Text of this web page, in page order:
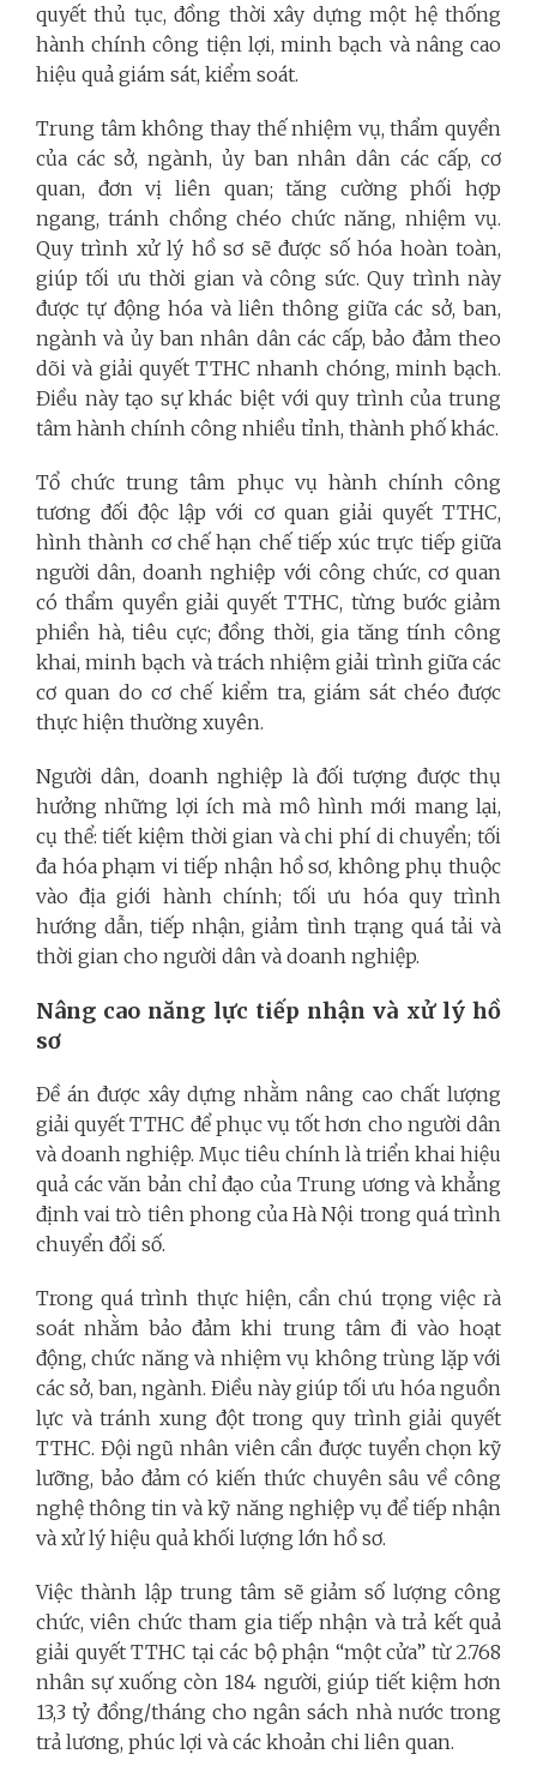
quyết thủ tục, đồng thời xây dựng một hệ thống
hành chính công tiện lợi, minh bạch và nâng cao
hiệu quả giám sát, kiểm soát.
Trung tâm không thay thế nhiệm vụ, thẩm quyền
của các sở, ngành, ủy ban nhân dân các cấp, cơ
quan, đơn vị liên quan; tăng cường phối hợp
ngang, tránh chồng chéo chức năng, nhiệm vụ.
Quy trình xử lý hồ sơ sẽ được số hóa hoàn toàn,
giúp tối ưu thời gian và công sức. Quy trình này
được tự động hóa và liên thông giữa các sở, ban,
ngành và ủy ban nhân dân các cấp, bảo đảm theo
dõi và giải quyết TTHC nhanh chóng, minh bạch.
Điều này tạo sự khác biệt với quy trình của trung
tâm hành chính công nhiều tỉnh, thành phố khác.
Tổ chức trung tâm phục vụ hành chính công
tương đối độc lập với cơ quan giải quyết TTHC,
hình thành cơ chế hạn chế tiếp xúc trực tiếp giữa
người dân, doanh nghiệp với công chức, cơ quan
có thẩm quyền giải quyết TTHC, từng bước giảm
phiền hà, tiêu cực; đồng thời, gia tăng tính công
khai, minh bạch và trách nhiệm giải trình giữa các
cơ quan do cơ chế kiểm tra, giám sát chéo được
thực hiện thường xuyên.
Người dân, doanh nghiệp là đối tượng được thụ
hưởng những lợi ích mà mô hình mới mang lại,
cụ thể: tiết kiệm thời gian và chi phí di chuyển; tối
đa hóa phạm vi tiếp nhận hồ sơ, không phụ thuộc
vào địa giới hành chính; tối ưu hóa quy trình
hướng dẫn, tiếp nhận, giảm tình trạng quá tải và
thời gian cho người dân và doanh nghiệp.
Nâng cao năng lực tiếp nhận và xử lý hồ
sơ
Đề án được xây dựng nhằm nâng cao chất lượng
giải quyết TTHC để phục vụ tốt hơn cho người dân
và doanh nghiệp. Mục tiêu chính là triển khai hiệu
quả các văn bản chỉ đạo của Trung ương và khẳng
định vai trò tiên phong của Hà Nội trong quá trình
chuyển đổi số.
Trong quá trình thực hiện, cần chú trọng việc rà
soát nhằm bảo đảm khi trung tâm đi vào hoạt
động, chức năng và nhiệm vụ không trùng lặp với
các sở, ban, ngành. Điều này giúp tối ưu hóa nguồn
lực và tránh xung đột trong quy trình giải quyết
TTHC. Đội ngũ nhân viên cần được tuyển chọn kỹ
lưỡng, bảo đảm có kiến thức chuyên sâu về công
nghệ thông tin và kỹ năng nghiệp vụ để tiếp nhận
và xử lý hiệu quả khối lượng lớn hồ sơ.
Việc thành lập trung tâm sẽ giảm số lượng công
chức, viên chức tham gia tiếp nhận và trả kết quả
giải quyết TTHC tại các bộ phận “một cửa” từ 2.768
nhân sự xuống còn 184 người, giúp tiết kiệm hơn
13,3 tỷ đồng/tháng cho ngân sách nhà nước trong
trả lương, phúc lợi và các khoản chi liên quan.